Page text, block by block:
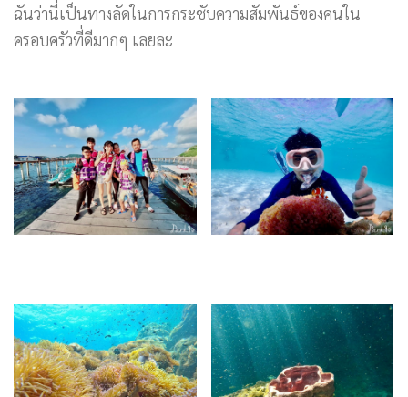
ฉันว่านี่เป็นทางลัดในการกระชับความสัมพันธ์ของคนใน
ครอบครัวที่ดีมากๆ เลยละ